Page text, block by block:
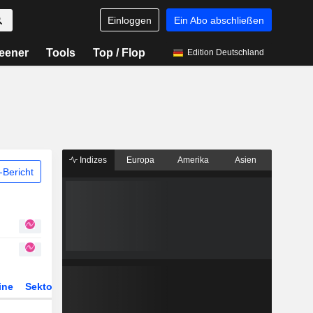
Einloggen Ein Abo abschließen
Tools Top / Flop Edition Deutschland
Bericht
Sektor
Indizes Europa Amerika Asien